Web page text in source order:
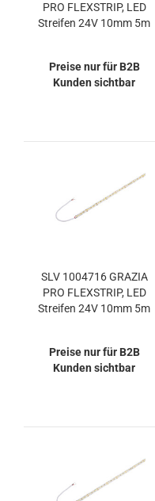
PRO FLEXSTRIP, LED
Streifen 24V 10mm 5m
Preise nur für B2B
Kunden sichtbar
SLV 1004716 GRAZIA
PRO FLEXSTRIP, LED
Streifen 24V 10mm 5m
Preise nur für B2B
Kunden sichtbar